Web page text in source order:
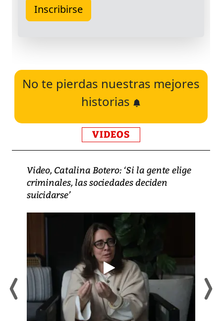
No te pierdas nuestras mejores
historias
VIDEOS
Video, Catalina Botero: ‘Si la gente elige
criminales, las sociedades deciden
suicidarse’